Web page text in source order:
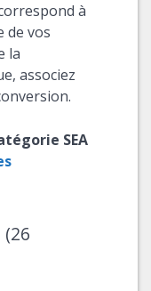
à
de vos
la
associez
SEA
(26